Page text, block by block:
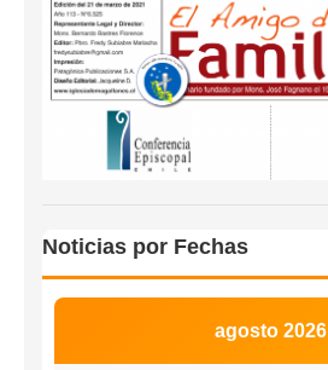
Noticias por Fechas
agosto 2026